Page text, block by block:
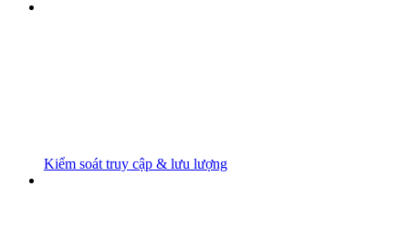
Kiểm soát truy cập & lưu lượng